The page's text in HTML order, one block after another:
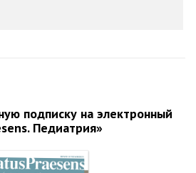
подписку на электронный
Педиатрия»